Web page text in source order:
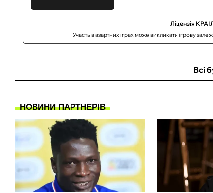
Ліцензія
Участь в азартних іграх може викликати ігрову
Всі